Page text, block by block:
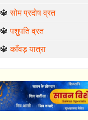
🔱सोम प्रदोष व्रत
🔱पशुपति व्रत
🔱काँवड़ यात्रा